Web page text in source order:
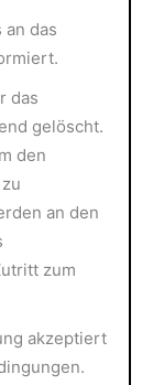
das
das
gelöscht.
den
an den
zum
akzeptiert